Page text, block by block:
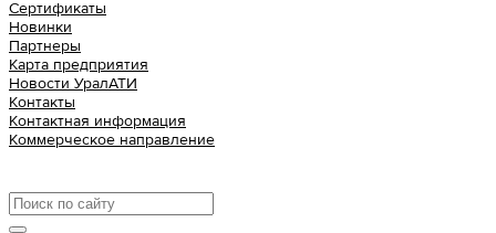
Сертификаты
Новинки
Партнеры
Карта предприятия
Новости УралАТИ
Контакты
Контактная информация
Коммерческое направление